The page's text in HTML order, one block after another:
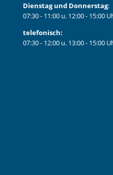
Dienstag und Donnerstag:
07:30 - 11:00 u. 12:00 - 15:00
telefonisch:
07:30 - 12:00 u. 13:00 - 15:00